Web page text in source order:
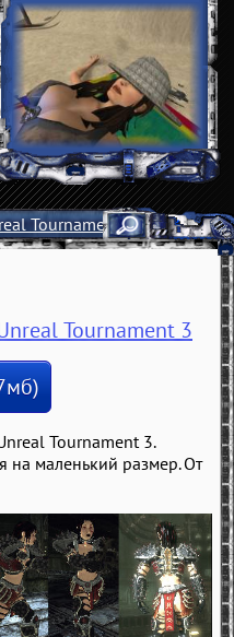
Tournament 3»
Tournament 3
Tournament 3.
на маленький размер. От